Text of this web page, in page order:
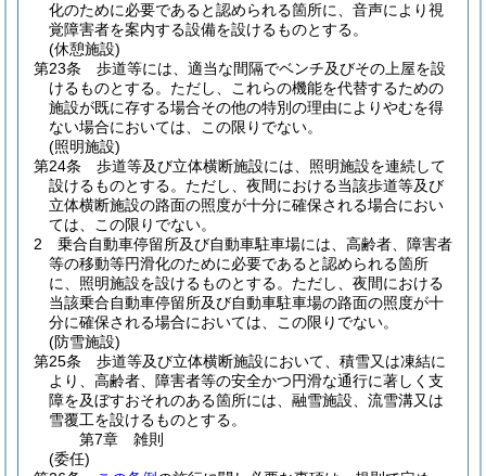
化のために必要であると認められる箇所に、音声により視
覚障害者を案内する設備を設けるものとする。
(休憩施設)
第23条
歩道等には、適当な間隔でベンチ及びその上屋を設
けるものとする。 ただし、これらの機能を代替するための
施設が既に存する場合その他の特別の理由によりやむを得
ない場合においては、この限りでない。
(照明施設)
第24条
歩道等及び立体横断施設には、照明施設を連続して
設けるものとする。 ただし、夜間における当該歩道等及び
立体横断施設の路面の照度が十分に確保される場合におい
ては、この限りでない。
2
乗合自動車停留所及び自動車駐車場には、高齢者、障害者
等の移動等円滑化のために必要であると認められる箇所
に、照明施設を設けるものとする。 ただし、夜間における
当該乗合自動車停留所及び自動車駐車場の路面の照度が十
分に確保される場合においては、この限りでない。
(防雪施設)
第25条
歩道等及び立体横断施設において、積雪又は凍結に
より、高齢者、障害者等の安全かつ円滑な通行に著しく支
障を及ぼすおそれのある箇所には、融雪施設、流雪溝又は
雪覆工を設けるものとする。
第7章
雑則
(委任)